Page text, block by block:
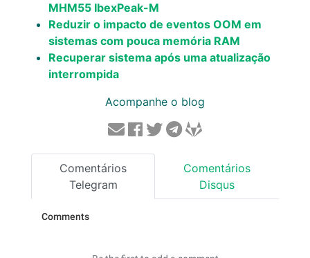
MHM55 IbexPeak-M
Reduzir o impacto de eventos OOM em
sistemas com pouca memória RAM
Recuperar sistema após uma atualização
interrompida
Acompanhe o blog
Comentários
Telegram
Comentários
Disqus